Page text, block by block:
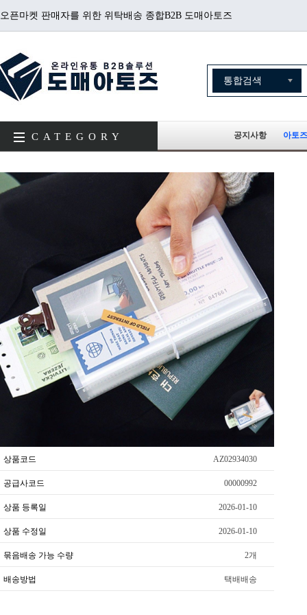
오픈마켓 판매자를 위한 위탁배송 종합B2B 도매아토즈
CATEGORY 공지사항 아토
상품코드 AZ02934030
공급사코드 00000992
상품 등록일 2026-01-10
상품 수정일 2026-01-10
묶음배송 가능 수량 2개
배송방법 택배배송